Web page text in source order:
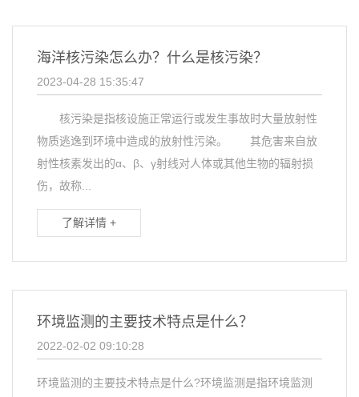
海洋核污染怎么办？什么是核污染？
2023-04-28 15:35:47
核污染是指核设施正常运行或发生事故时大量放射性
物质逃逸到环境中造成的放射性污染。 其危害来自放
射性核素发出的α、β、γ射线对人体或其他生物的辐射损
伤，故称...
了解详情 +
环境监测的主要技术特点是什么？
2022-02-02 09:10:28
环境监测的主要技术特点是什么?环境监测是指环境监测